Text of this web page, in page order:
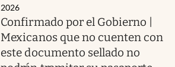
2026
Confirmado por el Gobierno |
Mexicanos que no cuenten con
este documento sellado no